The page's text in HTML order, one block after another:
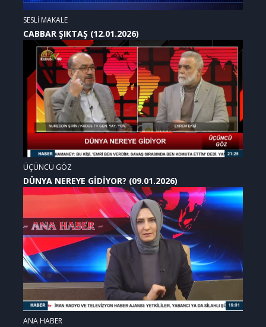
SESLİ MAKALE
CABBAR ŞIKTAŞ (12.01.2026)
ÜÇÜNCÜ GÖZ
DÜNYA NEREYE GİDİYOR? (09.01.2026)
ANA HABER